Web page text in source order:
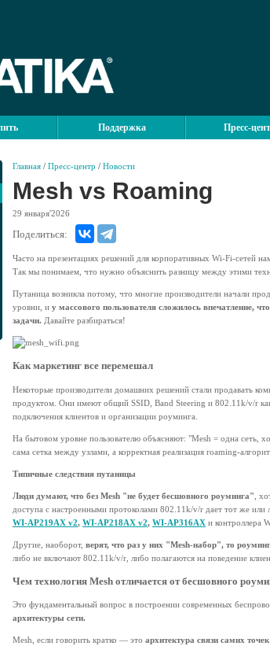
Поддержка Пресс-
Главная / Пресс-центр / Новости
Mesh vs Roaming
29 января'2026
Поделиться:
Часто на презентациях решений для корпоративных Wi-Fi-сетей
Так мы понимаем, что нужно объяснить разницу между этими
Путаница возникла потому, что многие производители начали
уровни, и у массового пользователя сложилось впечатление,
задачи. Давайте разбираться!
Как маркетинг все перемешал
Некоторые производители домашних решений стали продавать
продуктом. Они имеют общий SSID, Band Steering и 802.11k/v/r
подключения клиентов и организации роуминга.
На бытовом уровне пользователю объясняют: "Mesh = одна сеть,
сама сетка между узлами, а корректная реализация roaming-
Типичные следствия путаницы
Люди думают, что без Mesh "не будет бесшовного роуминга" ,
доступа с настроенными протоколами 802.11k/v/r дает тот же
WI-AP219AX v2, WI-AP218AX v2, WI-AP316AX и контроллера
Другие, наоборот, верят, что раз у них "Mesh-набор", то
либо не включают 802.11k/v/r, либо полагаются на поведение
Чем технология Mesh отличается от бесшовного
Это фундаментальный вопрос в построении современных
архитектуры сети.
Mesh, если говорить кратко — это архитектура связи самих